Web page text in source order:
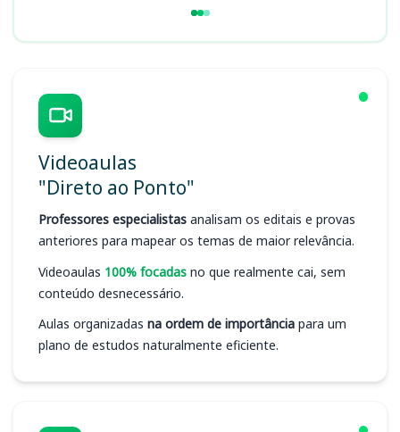
Videoaulas
"Direto ao Ponto"
Professores especialistas analisam os editais e provas
anteriores para mapear os temas de maior relevância.
Videoaulas 100% focadas no que realmente cai, sem
conteúdo desnecessário.
Aulas organizadas na ordem de importância para um
plano de estudos naturalmente eficiente.